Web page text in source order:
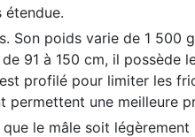
étendue.
Son poids varie de 1 500 g
91 à 150 cm, il possède
profilé pour limiter les
permettent une meilleure
le mâle soit